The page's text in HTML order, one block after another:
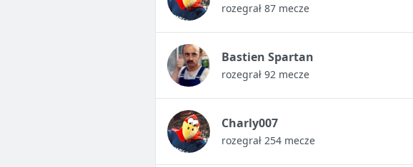
rozegrał 87 mecze
Bastien Spartan
rozegrał 92 mecze
Charly007
rozegrał 254 mecze